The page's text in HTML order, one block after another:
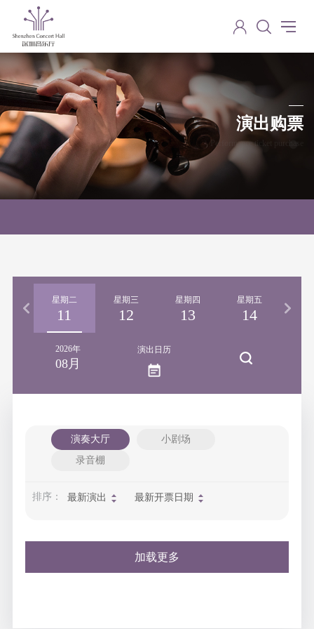
演出购票
Performance ticket purchase
星期二
11
星期三
12
星期四
13
星期五
14
2026年
08月
演出日历
演奏大厅
小剧场
录音棚
排序： 最新演出 最新开票日期
加载更多